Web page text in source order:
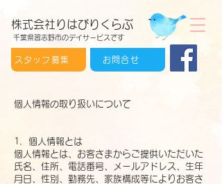
株式会社りはびりくらぶ
千葉県習志野市のデイサービスです
スタッフ募集 お問合せ
個人情報の取り扱いについて
1．個人情報とは
個人情報とは、お客さまからご提供いただいた
氏名、住所、電話番号、メールアドレス、生年
月日、性別、勤務先、家族構成等によりお客さ